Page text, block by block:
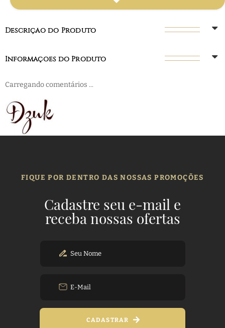
Descrição do Produto
Informações do Produto
Carregando comentários ...
FIQUE POR DENTRO DAS NOSSAS PROMOÇÕES
Cadastre seu e-mail e
receba nossas ofertas
CADASTRAR